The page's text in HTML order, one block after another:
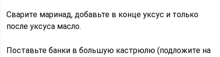
Сварите маринад, добавьте в конце уксус и только
после уксуса масло.
Поставьте банки в большую кастрюлю (подложите на